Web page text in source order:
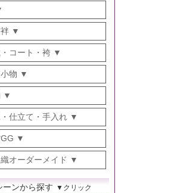
コート・袴
物
仕立て・手入れ
オーダーメイド
ーンから探す ▼クリック